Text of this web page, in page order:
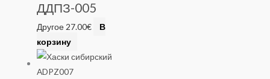
ДДПЗ-005
Другое 27.00€
В
корзину